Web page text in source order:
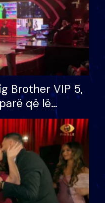
Brother VIP 5,
që lë
për